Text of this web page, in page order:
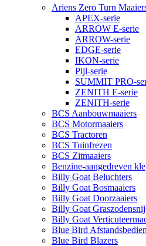
Ariens Zero Turn
APEX-serie
ARROW E-serie
ARROW-serie
EDGE-serie
IKON-serie
Pijl-serie
SUMMIT PRO-
ZENITH E-serie
ZENITH-serie
BCS Aanbouwmaaiers
BCS Motormaaiers
BCS Tractoren
BCS Tuinfrezen
BCS Zitmaaiers
Benzine-aangedreven
Billy Goat Beluchters
Billy Goat Bosmaaiers
Billy Goat Doorzaaiers
Billy Goat
Billy Goat
Blue Bird
Blue Bird Blazers